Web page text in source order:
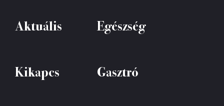
Aktuális Egészség
Kikapcs Gasztró